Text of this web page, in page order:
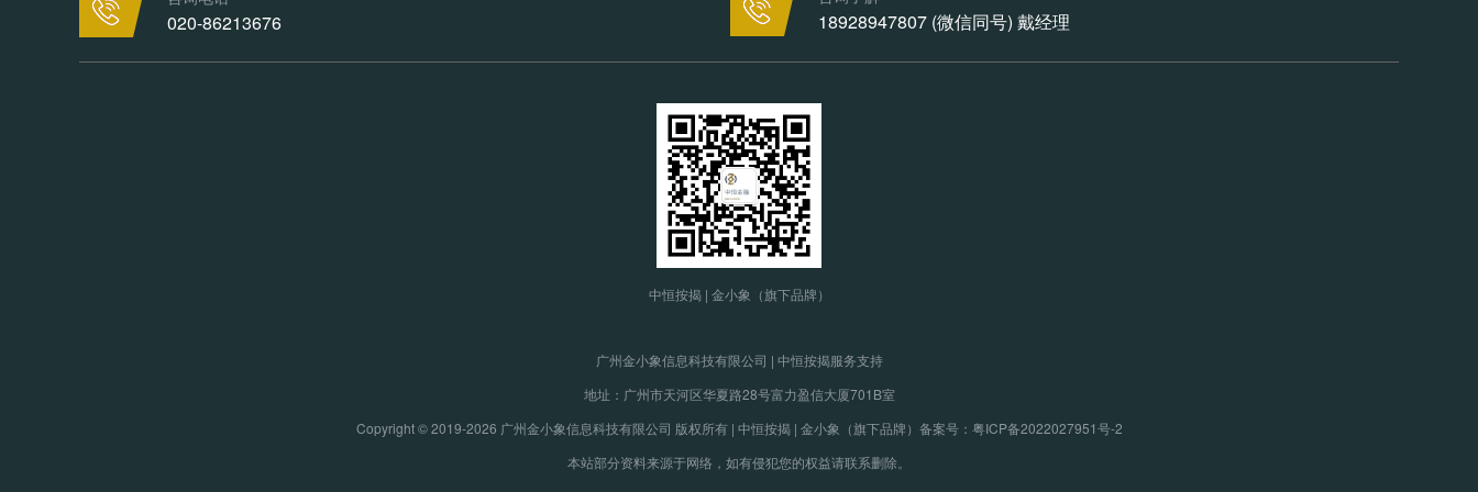
020-86213676 18928947807 (微信同号) 戴经理
中恒按揭 | 金小象（旗下品牌）
广州金小象信息科技有限公司 | 中恒按揭服务支持
地址：广州市天河区华夏路28号富力盈信大厦701B室
Copyright © 2019-2026 广州金小象信息科技有限公司 版权所有 | 中恒按揭 | 金小象（旗下品牌） 备案号：粤ICP备2022027951号-2
本站部分资料来源于网络，如有侵犯您的权益请联系删除。